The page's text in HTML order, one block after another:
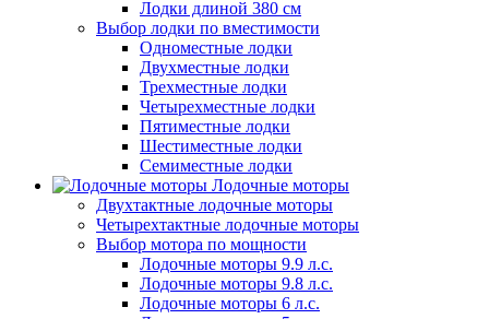
Лодки длиной 380 см
Выбор лодки по вместимости
Одноместные лодки
Двухместные лодки
Трехместные лодки
Четырехместные лодки
Пятиместные лодки
Шестиместные лодки
Семиместные лодки
Лодочные моторы
Двухтактные лодочные моторы
Четырехтактные лодочные моторы
Выбор мотора по мощности
Лодочные моторы 9.9 л.с.
Лодочные моторы 9.8 л.с.
Лодочные моторы 6 л.с.